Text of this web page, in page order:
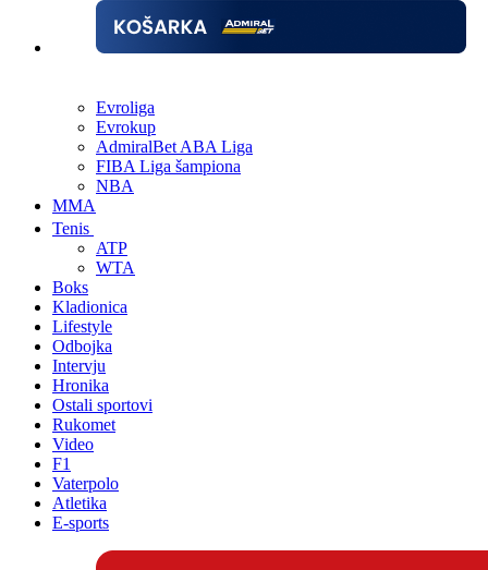
Evroliga
Evrokup
AdmiralBet ABA Liga
FIBA Liga šampiona
NBA
MMA
Tenis
ATP
WTA
Boks
Kladionica
Lifestyle
Odbojka
Intervju
Hronika
Ostali sportovi
Rukomet
Video
F1
Vaterpolo
Atletika
E-sports